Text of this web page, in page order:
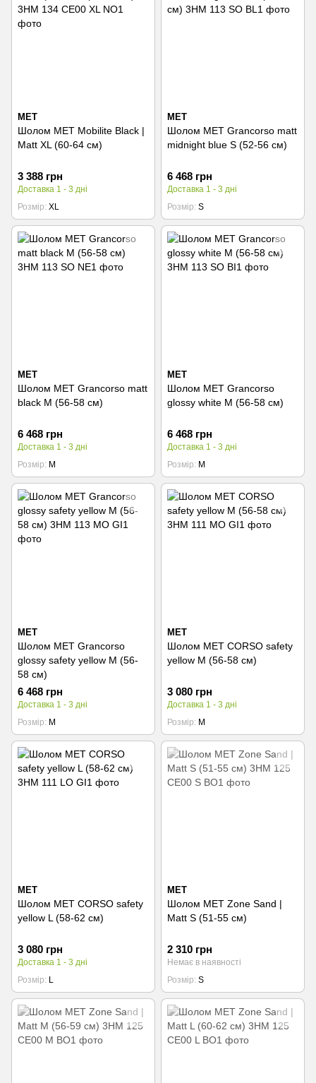
MET
Шолом MET Mobilite Black |
Matt XL (60-64 см)
3 388 грн
Доставка 1 - 3 дні
Розмір XL
MET
Шолом MET Grancorso matt
midnight blue S (52-56 см)
6 468 грн
Доставка 1 - 3 дні
Розмір S
MET
Шолом MET Grancorso matt
black M (56-58 см)
6 468 грн
Доставка 1 - 3 дні
Розмір
M
MET
Шолом MET Grancorso
glossy white M (56-58 см)
6 468 грн
Доставка 1 - 3 дні
Розмір
M
MET
Шолом MET Grancorso
glossy safety yellow M (56-
58 см)
6 468 грн
Доставка 1 - 3 дні
Розмір
M
MET
Шолом MET CORSO safety
yellow M (56-58 см)
3 080 грн
Доставка 1 - 3 дні
Розмір
M
MET
Шолом MET CORSO safety
yellow L (58-62 см)
3 080 грн
Доставка 1 - 3 дні
Розмір
L
MET
Шолом MET Zone Sand |
Matt S (51-55 см)
2 310 грн
Немає в наявності
Розмір S